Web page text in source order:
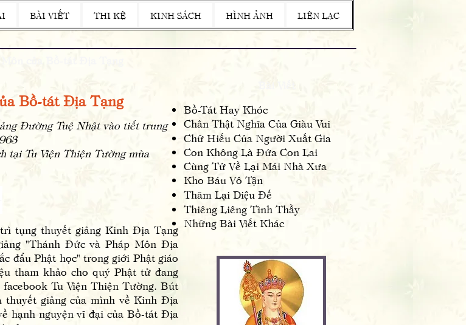
BÀI VIẾT THI KỆ KINH SÁCH HÌNH ẢNH LIÊN LẠC
Bồ-tát Địa Tạng
Đường Tuệ Nhật vào tiết trung
tại Tu Viện Thiện Tường mùa
thuyết giảng Kinh Địa Tạng
"Thánh Đức và Pháp Môn Địa
đẩu Phật học" trong giới Phật giáo
tham khảo cho quý Phật tử đang
Tu Viện Thiện Tường. Bút
thuyết giảng của mình về Kinh Địa
hạnh nguyện vĩ đại của Bồ-tát Địa
Bồ-Tát Hay Khóc
Chân Thật Nghĩa Của Giàu Vui
Chữ Hiếu Của Người Xuất Gia
Con Không Là Đứa Con Lai
Cùng Tử Về Lại Mái Nhà Xưa
Kho Báu Vô Tận
Thăm Lại Diệu Đế
Thiêng Liêng Tình Thầy
Những Bài Viết Khác